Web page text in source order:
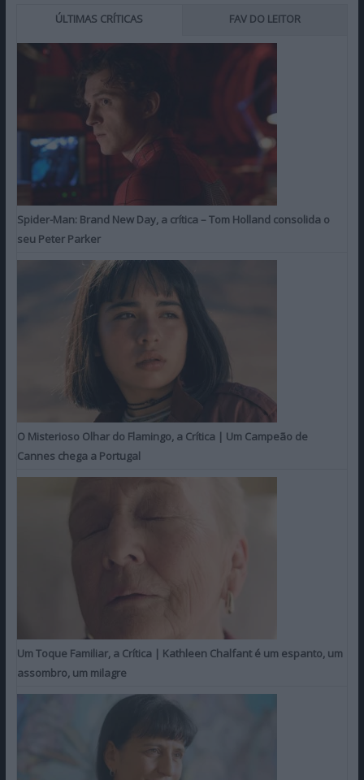
ÚLTIMAS CRÍTICAS FAV DO LEITOR
Spider-Man: Brand New Day, a crítica – Tom Holland consolida o
seu Peter Parker
O Misterioso Olhar do Flamingo, a Crítica | Um Campeão de
Cannes chega a Portugal
Um Toque Familiar, a Crítica | Kathleen Chalfant é um espanto, um
assombro, um milagre